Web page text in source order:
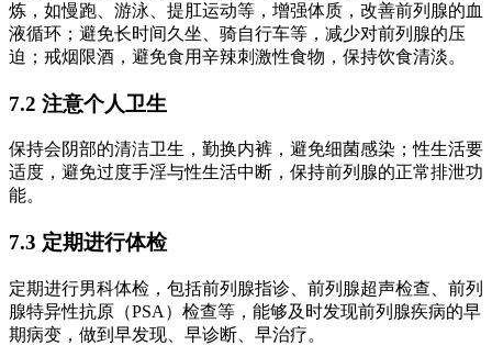
炼，如慢跑、游泳、提肛运动等，增强体质，改善前列腺的血
液循环；避免长时间久坐、骑自行车等，减少对前列腺的压
迫；戒烟限酒，避免食用辛辣刺激性食物，保持饮食清淡。
7.2 注意个人卫生
保持会阴部的清洁卫生，勤换内裤，避免细菌感染；性生活要
适度，避免过度手淫与性生活中断，保持前列腺的正常排泄功
能。
7.3 定期进行体检
定期进行男科体检，包括前列腺指诊、前列腺超声检查、前列
腺特异性抗原（PSA）检查等，能够及时发现前列腺疾病的早
期病变，做到早发现、早诊断、早治疗。